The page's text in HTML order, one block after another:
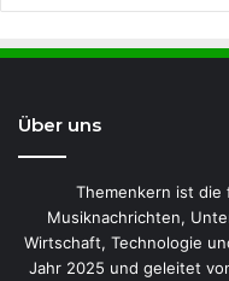
Über uns
Themenkern ist die
Musiknachrichten,
Wirtschaft, Technologie
Jahr 2025 und geleitet